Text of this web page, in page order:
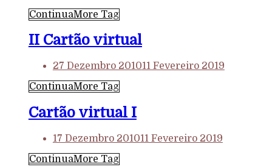
ContinuaMore Tag
II Cartão virtual
27 Dezembro 201011 Fevereiro 2019
ContinuaMore Tag
Cartão virtual I
17 Dezembro 201011 Fevereiro 2019
ContinuaMore Tag